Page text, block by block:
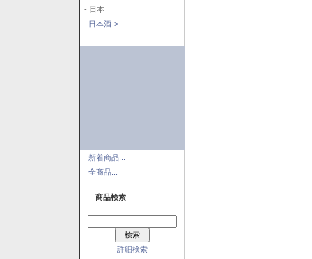
- 日本
日本酒->
新着商品...
全商品...
商品検索
詳細検索